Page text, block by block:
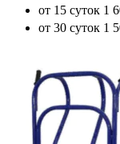
от 15 суток 1
от 30 суток 1